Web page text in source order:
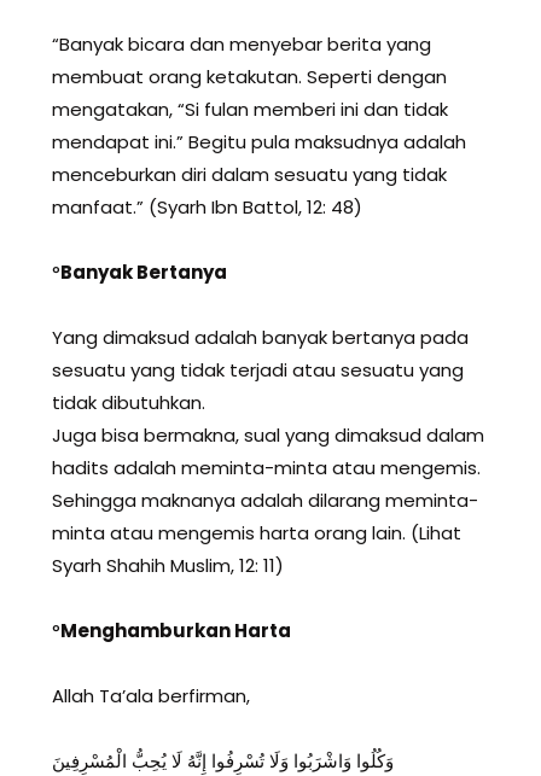
“Banyak bicara dan menyebar berita yang
membuat orang ketakutan. Seperti dengan
mengatakan, “Si fulan memberi ini dan tidak
mendapat ini.” Begitu pula maksudnya adalah
menceburkan diri dalam sesuatu yang tidak
manfaat.” (Syarh Ibn Battol, 12: 48)
°Banyak Bertanya
Yang dimaksud adalah banyak bertanya pada
sesuatu yang tidak terjadi atau sesuatu yang
tidak dibutuhkan.
Juga bisa bermakna, sual yang dimaksud dalam
hadits adalah meminta-minta atau mengemis.
Sehingga maknanya adalah dilarang meminta-
minta atau mengemis harta orang lain. (Lihat
Syarh Shahih Muslim, 12: 11)
°Menghamburkan Harta
Allah Ta’ala berfirman,
وَكُلُوا وَاشْرَبُوا وَلَا تُسْرِفُوا إِنَّهُ لَا يُحِبُّ الْمُسْرِفِينَ